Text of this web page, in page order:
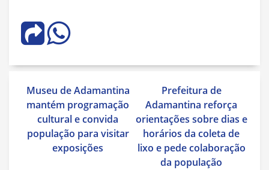
Navegação
de
Post
Museu de Adamantina
mantém programação
cultural e convida
população para visitar
exposições
Prefeitura de
Adamantina reforça
orientações sobre dias e
horários da coleta de
lixo e pede colaboração
da população